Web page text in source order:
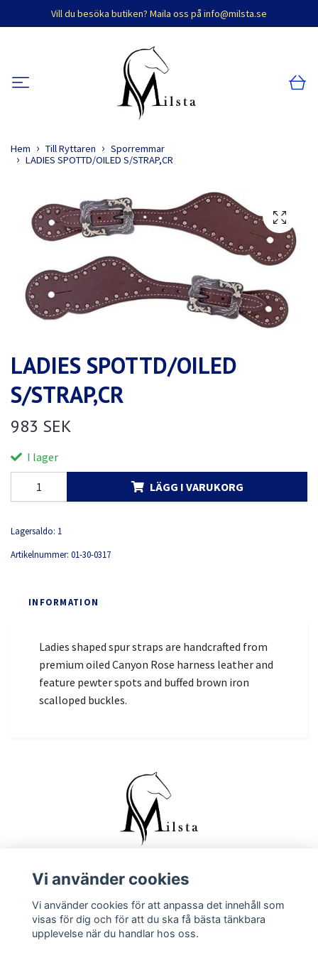
Vill du besöka butiken? Maila oss på info@milsta.se
Hem Till Ryttaren
Sporremmar
LADIES SPOTTD/OILED S/STRAP,CR
LADIES SPOTTD/OILED
S/STRAP,CR
983 SEK
I lager
LÄGG I VARUKORG
Lagersaldo: 1
Artikelnummer: 01-30-0317
INFORMATION
Ladies shaped spur straps are handcrafted from
premium oiled Canyon Rose harness leather and
feature pewter spots and buffed brown iron
scalloped buckles.
Kontakta oss
Köpvillkor
Vi använder cookies
Vi använder cookies för att anpassa det innehåll som
visas för dig och för att du ska få bästa tänkbara
upplevelse när du handlar hos oss.